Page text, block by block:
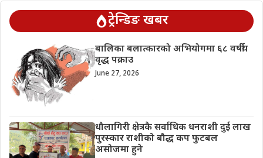
ट्रेन्डिङ खबर
बालिका बलात्कारको अभियोगमा ६८ वर्षीय
वृद्ध पक्राउ
June 27, 2026
धौलागिरी क्षेत्रकै सर्वाधिक धनराशी दुई लाख
पुरस्कार राशीको बौद्ध कप फुटबल
असोजमा हुने